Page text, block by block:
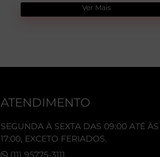
Ver Mais
ATENDIMENTO
SEGUNDA À SEXTA DAS 09:00 ATÉ ÀS
17:00, EXCETO FERIADOS.
(11) 95775-3111